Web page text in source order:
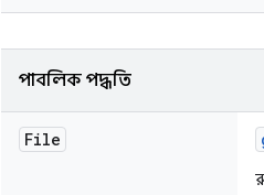
পাবলিক পদ্ধতি
File